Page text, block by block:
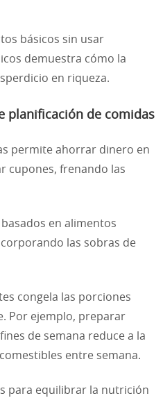
básicos sin usar
demuestra cómo la
en riqueza.
planificación de comidas
permite ahorrar dinero en
cupones, frenando las
en alimentos
las sobras de
congela las porciones
Por ejemplo, preparar
de semana reduce a la
entre semana.
para equilibrar la nutrición